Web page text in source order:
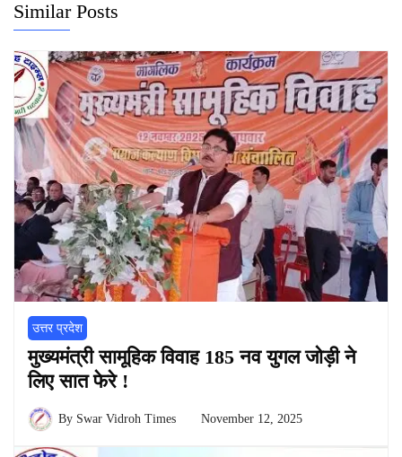
Similar Posts
उत्तर प्रदेश
मुख्यमंत्री सामूहिक विवाह 185 नव युगल जोड़ी ने
लिए सात फेरे !
By Swar Vidroh Times November 12, 2025